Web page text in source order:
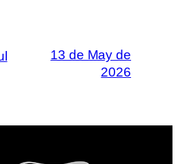
13 de May de
2026